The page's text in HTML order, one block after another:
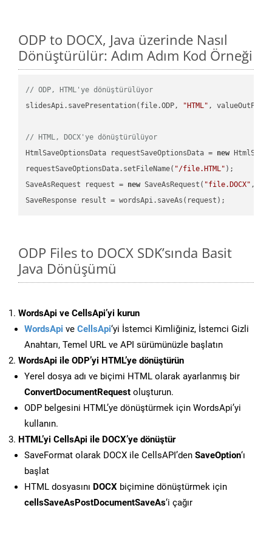
ODP to DOCX, Java üzerinde Nasıl
Dönüştürülür: Adım Adım Kod Örneği
// ODP, HTML'ye dönüştürülüyor
slidesApi.savePresentation(file.ODP,
"HTML" ,
// HTML, DOCX'ye dönüştürülüyor
HtmlSaveOptionsData requestSaveOptionsData = new
requestSaveOptionsData.setFileName( "/file.HTML" );
SaveAsRequest request = new SaveAsRequest( "file.DOCX"
ODP Files to DOCX SDK’sında Basit
Java Dönüşümü
WordsApi ve CellsApi’yi kurun
WordsApi ve CellsApi‘yi İstemci Kimliğiniz, İstemci Gizli
Anahtarı, Temel URL ve API sürümünüzle başlatın
WordsApi ile ODP’yi HTML’ye dönüştürün
Yerel dosya adı ve biçimi HTML olarak ayarlanmış bir
ConvertDocumentRequest oluşturun.
ODP belgesini HTML’ye dönüştürmek için WordsApi’yi
kullanın.
HTML’yi CellsApi ile DOCX’ye dönüştür
SaveFormat olarak DOCX ile CellsAPI’den SaveOption‘ı
başlat
HTML dosyasını DOCX biçimine dönüştürmek için
cellsSaveAsPostDocumentSaveAs‘i çağır